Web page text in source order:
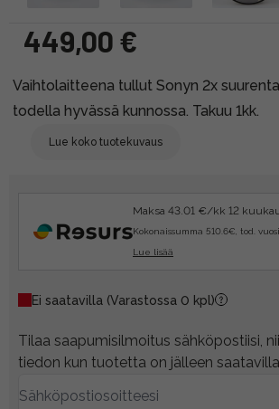
449,00 €
Vaihtolaitteena tullut Sonyn 2x
todella hyvässä kunnossa. Takuu 1kk.
Lue koko tuotekuvaus
Maksa 43.01 €/kk 12
Kokonaissumma 510.6€, tod.
Lue lisää
Ei saatavilla (Varastossa 0 kpl)
Tilaa saapumisilmoitus sähköpostiisi,
tiedon kun tuotetta on jälleen